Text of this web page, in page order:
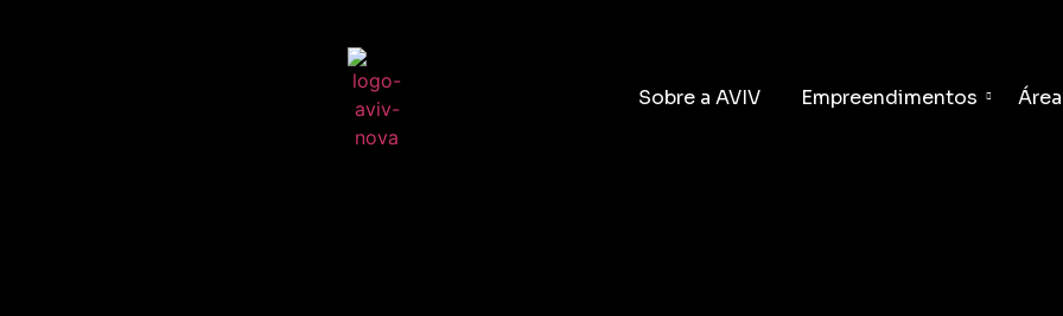
Sobre a AVIV Empreendimentos